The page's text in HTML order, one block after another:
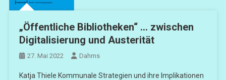
„Öffentliche Bibliotheken“ … zwischen
Digitalisierung und Austerität
27. Mai 2022 Dahms
Katja Thiele Kommunale Strategien und ihre Implikationen